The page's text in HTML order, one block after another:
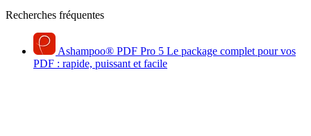
Recherches fréquentes
Ashampoo® PDF Pro 5 Le package complet pour vos
PDF : rapide, puissant et facile